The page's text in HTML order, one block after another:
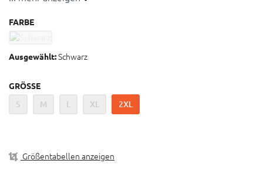
Übergangszeit und nasse Bedingungen!
Material überzeugt durch lockere Passform und
Reißverschlusstaschen.
Das Material ist atmungsaktiv,
feuchtigkeitsregulierend und schnell trocknend.
FARBE
Ausgewählt:Schwarz
GRÖSSE
S M L XL 2XL
Größentabellen anzeigen